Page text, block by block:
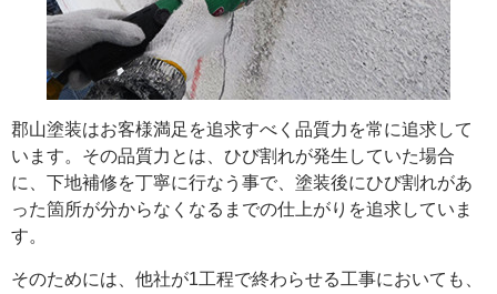
郡山塗装はお客様満足を追求すべく品質力を常に追求して
います。その品質力とは、ひび割れが発生していた場合
に、下地補修を丁寧に行なう事で、塗装後にひび割れがあ
った箇所が分からなくなるまでの仕上がりを追求していま
す。
そのためには、他社が1工程で終わらせる工事においても、